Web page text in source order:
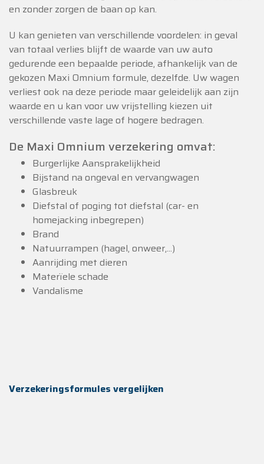
en zonder zorgen de baan op kan.
U kan genieten van verschillende voordelen: in geval
van totaal verlies blijft de waarde van uw auto
gedurende een bepaalde periode, afhankelijk van de
gekozen Maxi Omnium formule, dezelfde. Uw wagen
verliest ook na deze periode maar geleidelijk aan zijn
waarde en u kan voor uw vrijstelling kiezen uit
verschillende vaste lage of hogere bedragen.
De Maxi Omnium verzekering omvat:
Burgerlijke Aansprakelijkheid
Bijstand na ongeval en vervangwagen
Glasbreuk
Diefstal of poging tot diefstal (car- en
homejacking inbegrepen)
Brand
Natuurrampen (hagel, onweer,...)
Aanrijding met dieren
Materïele schade
Vandalisme
Verzekeringsformules vergelijken